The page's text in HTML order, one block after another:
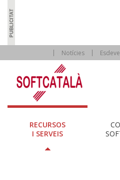
Notícies
RECURSOS
I SERVEIS